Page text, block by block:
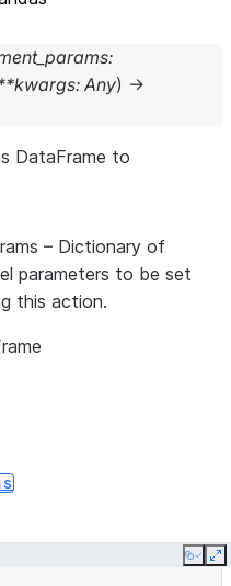
:
kwargs: Any) →
DataFrame to
– Dictionary of
parameters to be set
this action.
Copy